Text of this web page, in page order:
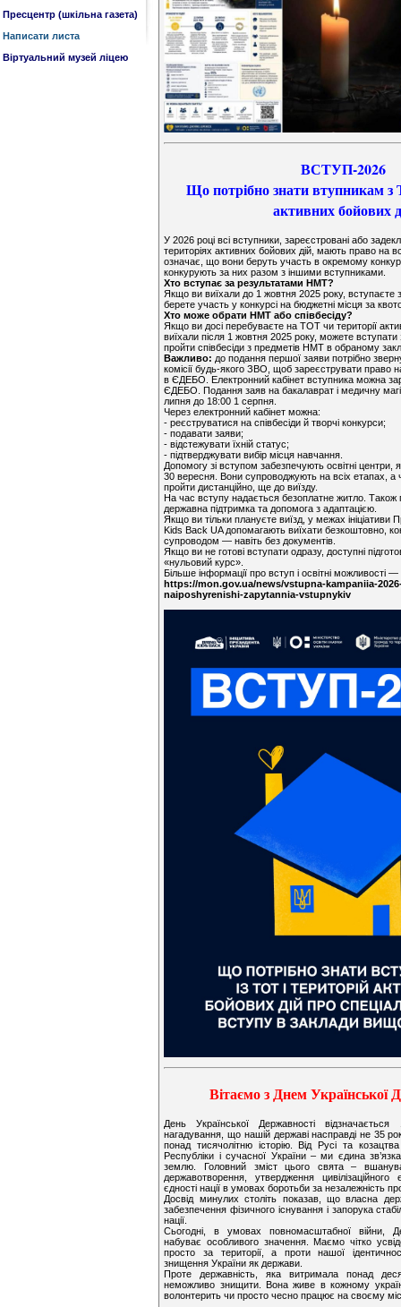
Пресцентр (шкільна газета)
Написати листа
Віртуальний музей ліцею
ВСТУП-2026
Що потрібно знати втупникам з
активних бойових
У 2026 році всі вступники, зареєстровані або
територіях активних бойових дій, мають право на
означає, що вони беруть участь в окремому
конкурують за них разом з іншими вступниками.
Хто вступає за результатами НМТ?
Якщо ви виїхали до 1 жовтня 2025 року,
берете участь у конкурсі на бюджетні місця за
Хто може обрати НМТ або співбесіду?
Якщо ви досі перебуваєте на ТОТ чи території
виїхали після 1 жовтня 2025 року, можете
пройти співбесіди з предметів НМТ в обраному
Важливо: до подання першої заяви потрібно
комісії будь-якого ЗВО, щоб зареєструвати право
в ЄДЕБО. Електронний кабінет вступника можна
ЄДЕБО. Подання заяв на бакалаврат і медичну
липня до 18:00 1 серпня.
Через електронний кабінет можна:
- реєструватися на співбесіди й творчі конкурси;
- подавати заяви;
- відстежувати їхній статус;
- підтверджувати вибір місця навчання.
Допомогу зі вступом забезпечують освітні центри,
30 вересня. Вони супроводжують на всіх етапах, а
пройти дистанційно, ще до виїзду.
На час вступу надається безоплатне житло. Також
державна підтримка та допомога з адаптацією.
Якщо ви тільки плануєте виїзд, у межах ініціативи
Kids Back UA допомагають виїхати безкоштовно,
супроводом — навіть без документів.
Якщо ви не готові вступати одразу, доступні
«нульовий курс».
Більше інформації про вступ і освітні можливості
https://mon.gov.ua/news/vstupna-kampaniia-
naiposhyrenishi-zapytannia-vstupnykiv
Вітаємо з Днем Української
День Української Державності
нагадування, що нашій державі насправді не 35
понад тисячолітню історію. Від Русі та
Республіки і сучасної України – ми єдина
землю. Головний зміст цього свята –
державотворення, утвердження
єдності нації в умовах боротьби за незалежність
Досвід минулих століть показав, що власна
забезпечення фізичного існування і запорука
нації.
Сьогодні, в умовах повномасштабної війни,
набуває особливого значення. Маємо чітко
просто за території, а проти нашої
знищення України як держави.
Проте державність, яка витримала понад
неможливо знищити. Вона живе в кожному
волонтерить чи просто чесно працює на своєму